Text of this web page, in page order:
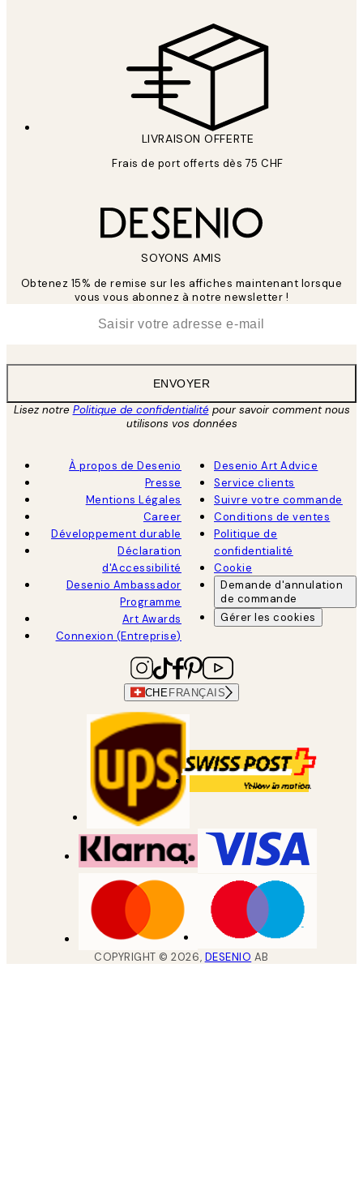
LIVRAISON OFFERTE
Frais de port offerts dès 75 CHF
SOYONS AMIS
Obtenez 15% de remise sur les affiches maintenant lorsque
vous vous abonnez à notre newsletter !
ENVOYER
Lisez notre Politique de confidentialitépour savoir comment nous
utilisons vos données
À propos de Desenio
Presse
Mentions Légales
Career
Développement durable
Déclaration
d'Accessibilité
Desenio Ambassador
Programme
Art Awards
Connexion (Entreprise)
Desenio Art Advice
Service clients
Suivre votre commande
Conditions de ventes
Politique de
confidentialité
Cookie
Demande d'annulation
de commande
Gérer les cookies
CHE FRANÇAIS
COPYRIGHT ©2026, DESENIO AB